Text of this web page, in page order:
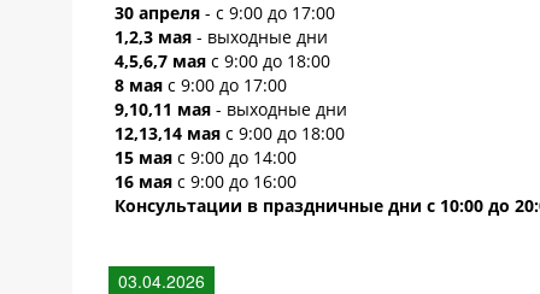
30 апреля - с 9:00 до 17:00
1,2,3 мая - выходные дни
4,5,6,7 мая с 9:00 до 18:00
8 мая с 9:00 до 17:00
9,10,11 мая - выходные дни
12,13,14 мая с 9:00 до 18:00
15 мая с 9:00 до 14:00
16 мая с 9:00 до 16:00
Консультации в праздничные дни с 10:00 до
03.04.2026